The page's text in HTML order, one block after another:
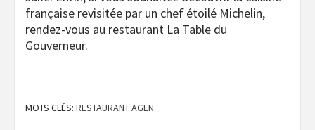
française revisitée par un chef étoilé Michelin,
rendez-vous au restaurant La Table du
Gouverneur.
MOTS CLÉS: RESTAURANT AGEN